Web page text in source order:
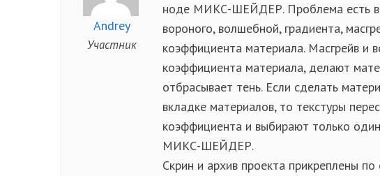
Andrey
Участник
ноде МИКС-ШЕЙДЕР. Проблема есть в
вороного, волшебной, градиента,
коэффициента материала. Масгрейв и
коэффициента материала, делают
отбрасывает тень. Если сделать
вкладке материалов, то текстуры
коэффициента и выбирают только
МИКС-ШЕЙДЕР.
Скрин и архив проекта прикреплены по